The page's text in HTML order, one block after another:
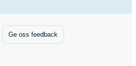
Ge oss feedback